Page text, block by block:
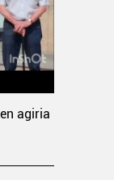
agiria